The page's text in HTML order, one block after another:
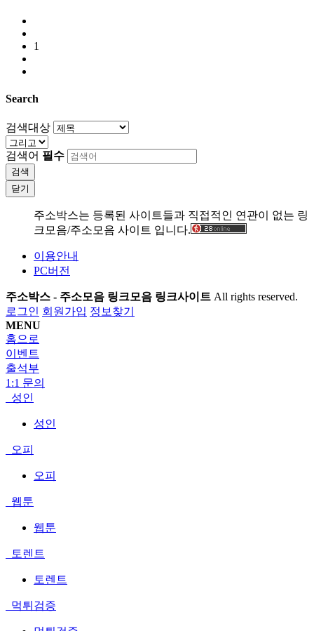
1
Search
검색대상
검색어 필수
검색
닫기
주소박스는 등록된 사이트들과 직접적인 연관이 없는 링
크모음/주소모음 사이트 입니다.
이용안내
PC버전
주소박스 - 주소모음 링크모음 링크사이트 All rights reserved.
로그인 회원가입 정보찾기
MENU
홈으로
이벤트
출석부
1:1 문의
성인
성인
오피
오피
웹툰
웹툰
토렌트
토렌트
먹튀검증